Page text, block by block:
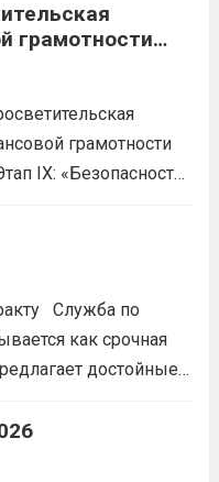
участие в
Обучение
грамотности
грамотности
IX: «Безопасность
Служба по
как срочная
достойные